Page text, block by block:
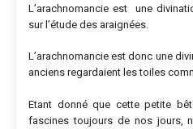
L’arachnomancie est une
sur l’étude des araignées.
L’arachnomancie est donc une
anciens regardaient les toiles
Etant donné que cette petite
fascines toujours de nos jours,